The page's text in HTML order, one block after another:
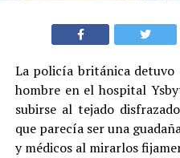
La policía británica detuvo
hombre en el hospital
subirse al tejado
que parecía ser una
y médicos al mirarlos